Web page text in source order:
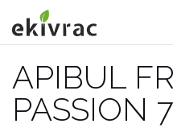
au
contenu
RECHERCHE DU SITE
APIBUL
PASSION